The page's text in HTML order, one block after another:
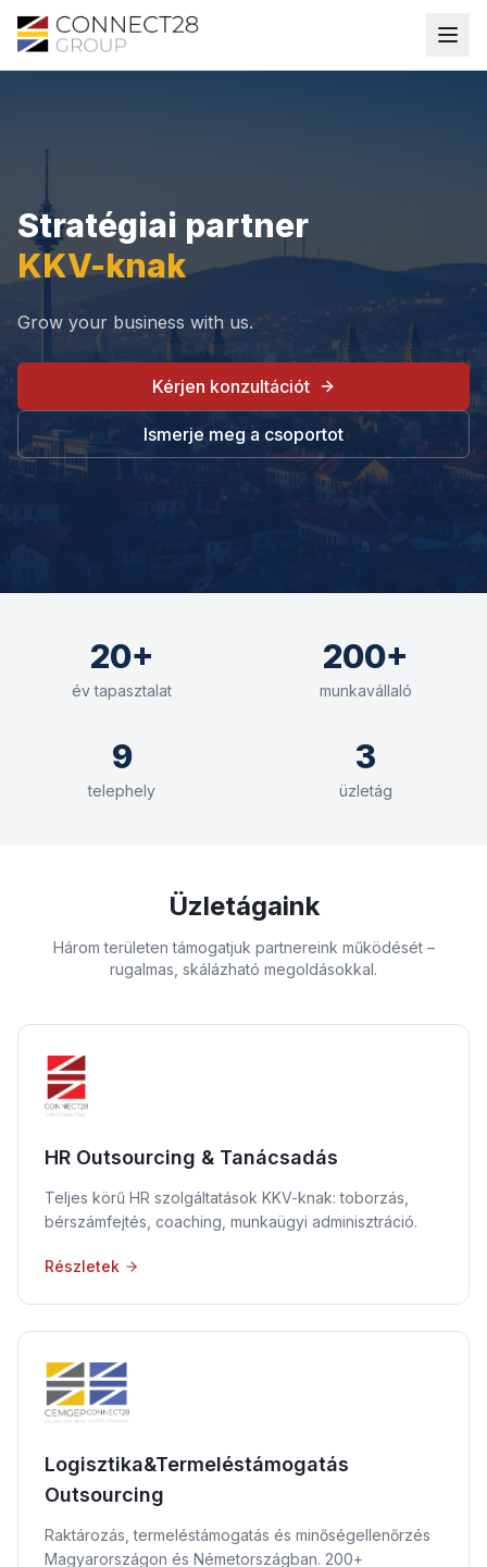
Stratégiai partner
KKV-knak
Grow your business with us.
Kérjen konzultációt
Ismerje meg a csoportot
20+
év tapasztalat
200+
munkavállaló
9
telephely
3
üzletág
Üzletágaink
Három területen támogatjuk partnereink működését –
rugalmas, skálázható megoldásokkal.
HR Outsourcing & Tanácsadás
Teljes körű HR szolgáltatások KKV-knak: toborzás,
bérszámfejtés, coaching, munkaügyi adminisztráció.
Részletek
Logisztika&Termeléstámogatás
Outsourcing
Raktározás, termeléstámogatás és minőségellenőrzés
Magyarországon és Németországban. 200+